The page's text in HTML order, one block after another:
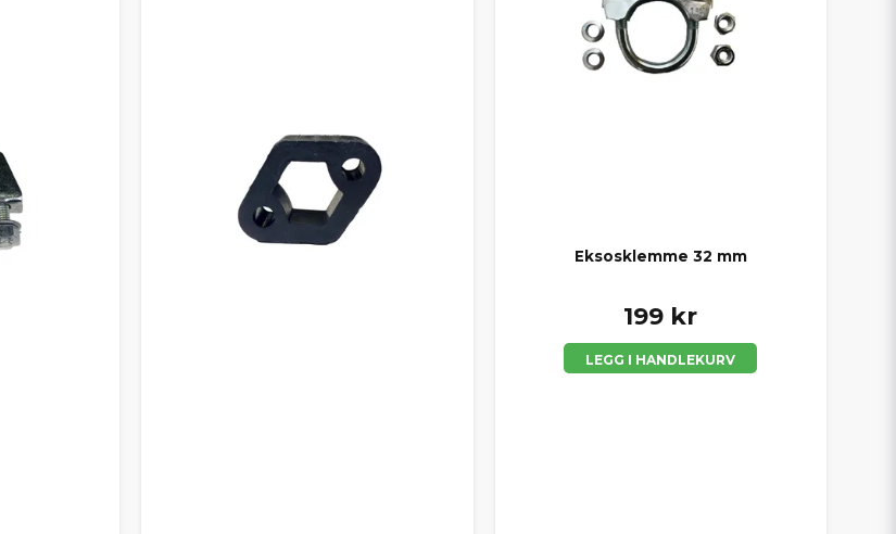
Eksosklemme 32 mm
199 kr
LEGG I HANDLEKURV